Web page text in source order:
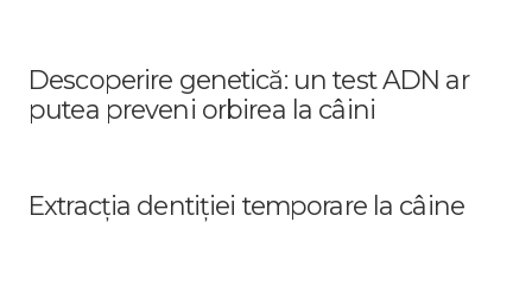
Descoperire genetică: un test ADN ar
putea preveni orbirea la câini
Extracția dentiției temporare la câine